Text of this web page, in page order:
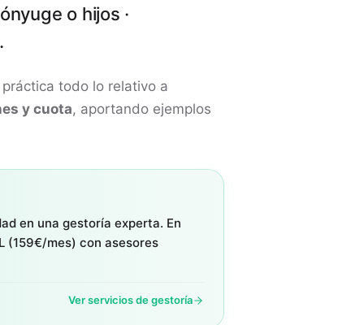
o hijos ·
todo lo relativo a
y cuota, aportando ejemplos
en una gestoría experta. En
(159€/mes) con asesores
Ver servicios de gestoría